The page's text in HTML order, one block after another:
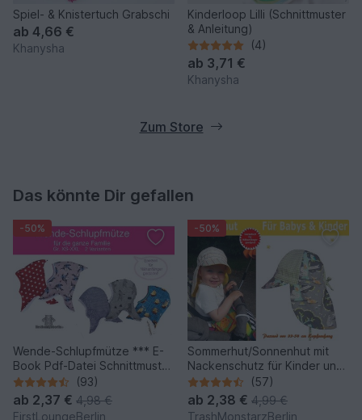
Spiel- & Knistertuch Grabschi
ab 4,66 €
Khanysha
Kinderloop Lilli (Schnittmuster
& Anleitung)
(4)
ab 3,71 €
Khanysha
Zum Store
Das könnte Dir gefallen
-50%
Wende-Schlupfmütze *** E-
Book Pdf-Datei Schnittmuster
und Nähanleitung für die
ganze Familie in 6 Größen
von firstloungeberlin
(93)
ab 2,37 € 4,98 €
FirstLoungeBerlin
-50%
Sommerhut/Sonnenhut mit
Nackenschutz für Kinder und
Babys - Schnittmuster &
Nähanleitung
(57)
ab 2,38 € 4,99 €
TrashMonstarzBerlin